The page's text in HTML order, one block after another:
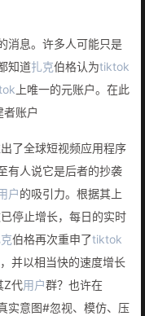
消息。许多人可能只是
知道扎克伯格认为tiktok
上唯一的元账户。在此
账户
了全球短视频应用程序
有人说它是后者的抄袭
户的吸引力。根据其上
停止增长，每日的实时
伯格再次重申了tiktok
并以相当快的速度增长
Z代用户群？也许在
实意图#忽视、模仿、压